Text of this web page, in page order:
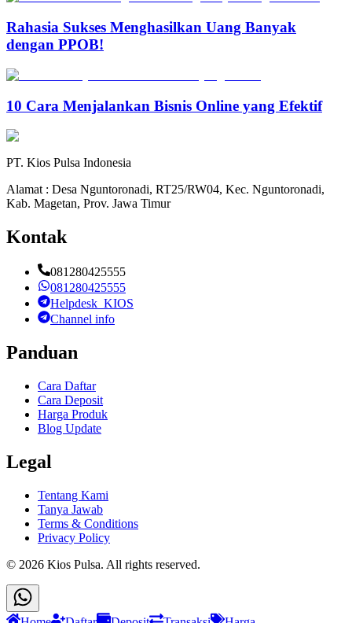
Rahasia Sukses Menghasilkan Uang Banyak
dengan PPOB!
10 Cara Menjalankan Bisnis Online yang Efektif
PT. Kios Pulsa Indonesia
Alamat : Desa Nguntoronadi, RT25/RW04, Kec. Nguntoronadi,
Kab. Magetan, Prov. Jawa Timur
Kontak
081280425555
081280425555
Helpdesk_KIOS
Channel info
Panduan
Cara Daftar
Cara Deposit
Harga Produk
Blog Update
Legal
Tentang Kami
Tanya Jawab
Terms & Conditions
Privacy Policy
© 2026 Kios Pulsa. All rights reserved.